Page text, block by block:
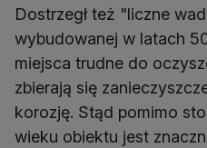
Dostrzegł też "liczne
wybudowanej w latach
miejsca trudne do
zbierają się
korozję. Stąd pomimo
wieku obiektu jest